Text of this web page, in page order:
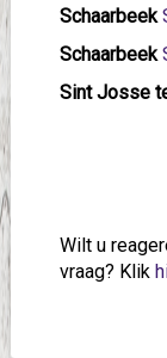
Schaarbeek
Schaarbeek
Sint Josse
Wilt u
vraag? Klik